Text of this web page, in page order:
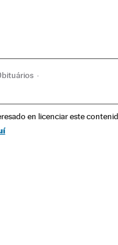
en licenciar este